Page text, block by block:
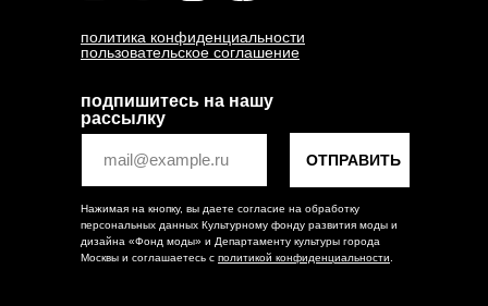
подпишитесь на нашу
рассылку
политика конфиденциальности
пользовательское соглашение
Нажимая на кнопку, вы даете согласие на обработку
персональных данных Культурному фонду развития моды и
дизайна «Фонд моды» и Департаменту культуры города
Москвы и соглашаетесь c политикой конфиденциальности
ОТПРАВИТЬ